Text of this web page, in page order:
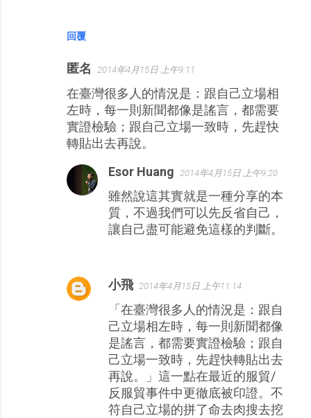
回覆
匿名 2014年4月15日 上午9:11
在臺灣很多人的情況是：跟自己立場相
左時，每一則新聞都像是謠言，都需要
實證檢驗；跟自己立場一致時，先趕快
轉貼出去再說。
Esor Huang 2014年4月15日 上午9:20
雖然說這其實就是一種分享的本
質，不過我們可以先反省自己，
讓自己盡可能避免這樣的判斷。
小飛 2014年4月15日 上午11:14
「在臺灣很多人的情況是：跟自
己立場相左時，每一則新聞都像
是謠言，都需要實證檢驗；跟自
己立場一致時，先趕快轉貼出去
再說。」這一點在最近的服貿/
反服貿事件中更徹底被印證。不
符自己立場的拼了命去肉搜去挖